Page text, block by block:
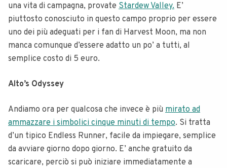
una vita di campagna, provate Stardew Valley. E’
piuttosto conosciuto in questo campo proprio per essere
uno dei più adeguati per i fan di Harvest Moon, ma non
manca comunque d’essere adatto un po’ a tutti, al
semplice costo di 5 euro.
Alto’s Odyssey
Andiamo ora per qualcosa che invece è più mirato ad
ammazzare i simbolici cinque minuti di tempo. Si tratta
d’un tipico Endless Runner, facile da impiegare, semplice
da avviare giorno dopo giorno. E’ anche gratuito da
scaricare, perciò si può iniziare immediatamente a